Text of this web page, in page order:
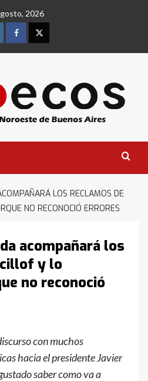
2026
FacebookTwitter
LOS RECLAMOS DE
NO RECONOCIÓ ERRORES
acompañará los
y lo
no reconoció
con muchos
hacia el presidente Javier
saber como va a